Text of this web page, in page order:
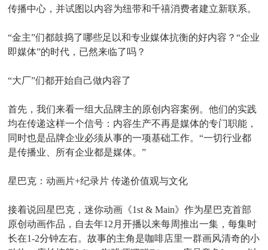
传播中心，并试图以内容为纽带和千禧消费者建立新联系。
“金主”们都鼓捣了哪些足以和专业媒体抗衡的好内容？“企业
即媒体”的时代，已然来临了吗？
“大厂”们都开始自己做内容了
首先，我们来看一组大品牌主的原创内容案例。他们的实践
均在传递这样一个信号：内容生产不再是媒体的专门职能，
同时也是品牌企业必须从事的一项基础工作。“一切行业都
是传播业、所有企业都是媒体。”
星巴克：动画片+纪录片 传递价值观与文化
接着说回星巴克，迷你动画《1st & Main》作为星巴克首部
原创动画作品，自去年12月开播以来每周推出一集，每集时
长在1-2分钟左右。故事的主角是咖啡店里一群画风清奇的小